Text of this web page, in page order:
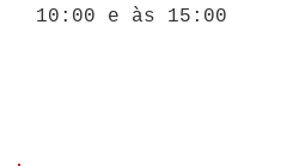
10:00 e às 15:00